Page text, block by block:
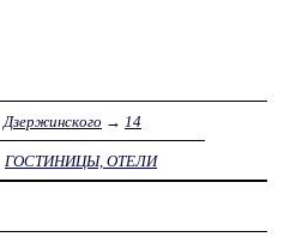
Дзержинского → 14
ГОСТИНИЦЫ, ОТЕЛИ